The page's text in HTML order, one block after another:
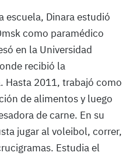
escuela, Dinara estudió
como paramédico
en la Universidad
recibió la
Hasta 2011, trabajó como
de alimentos y luego
de carne. En su
jugar al voleibol, correr,
Estudia el